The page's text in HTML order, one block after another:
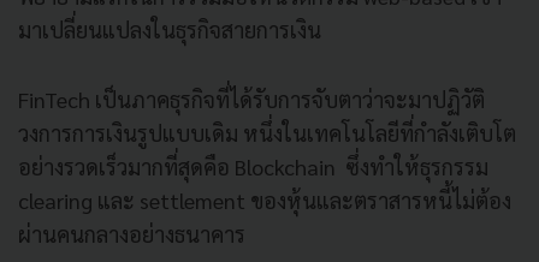
มาเปลี่ยนแปลงในธุรกิจสายการเงิน
FinTech เป็นภาคธุรกิจที่ได้รับการจับตาว่าจะมาปฏิวัติ
วงการการเงินรูปแบบเดิม หนึ่งในเทคโนโลยีที่กำลังเติบโต
อย่างรวดเร็วมากที่สุดคือ Blockchain ซึ่งทำให้ธุรกรรม
clearing และ settlement ของหุ้นและตราสารหนี้ไม่ต้อง
ผ่านคนกลางอย่างธนาคาร